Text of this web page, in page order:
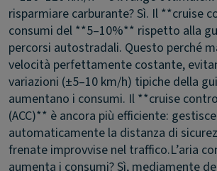
risparmiare carburante?Sì. Il **cruise
consumi del **5–10%** rispetto alla
percorsi autostradali. Questo perché
velocità perfettamente costante,
variazioni (±5–10 km/h) tipiche della
aumentano i consumi. Il **cruise
(ACC)** è ancora più efficiente: gestisce
automaticamente la distanza di
frenate improvvise nel traffico.L’aria
aumenta i consumi?Sì, mediamente